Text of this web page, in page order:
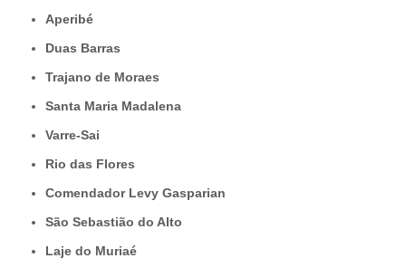
Aperibé
Duas Barras
Trajano de Moraes
Santa Maria Madalena
Varre-Sai
Rio das Flores
Comendador Levy Gasparian
São Sebastião do Alto
Laje do Muriaé